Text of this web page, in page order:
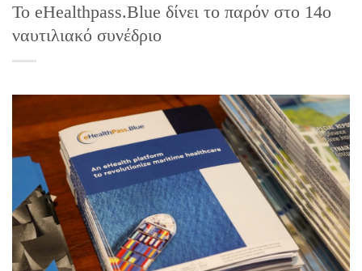
Το eHealthpass.Blue δίνει το παρόν στο 14ο
ναυτιλιακό συνέδριο